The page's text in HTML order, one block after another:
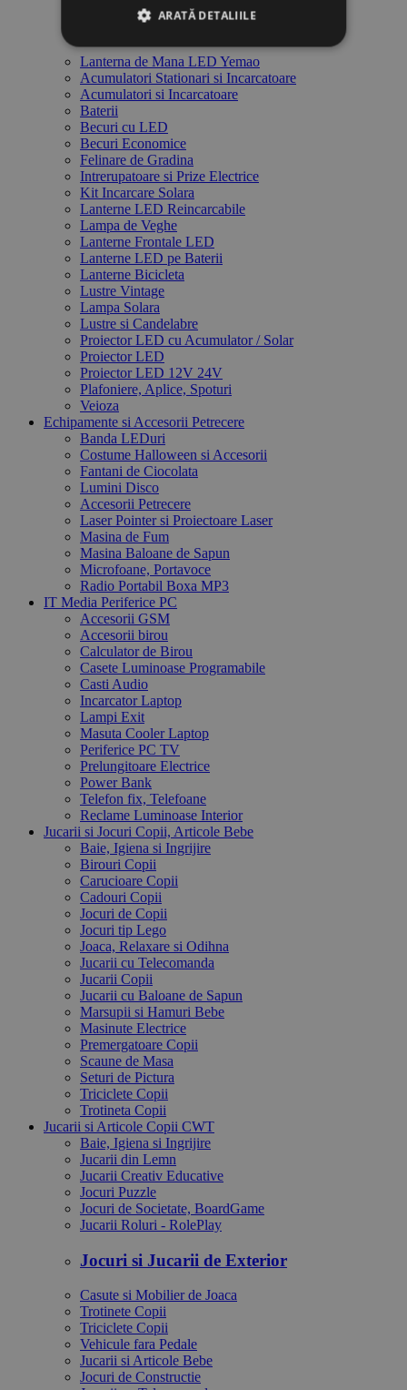
Lanterne Profesionale Yemao
Lanterna de Mana LED Yemao
Acumulatori Stationari si Incarcatoare
Acumulatori si Incarcatoare
Baterii
Becuri cu LED
Becuri Economice
Felinare de Gradina
Intrerupatoare si Prize Electrice
Kit Incarcare Solara
Lanterne LED Reincarcabile
Lampa de Veghe
Lanterne Frontale LED
Lanterne LED pe Baterii
Lanterne Bicicleta
Lustre Vintage
Lampa Solara
Lustre si Candelabre
Proiector LED cu Acumulator / Solar
Proiector LED
Proiector LED 12V 24V
Plafoniere, Aplice, Spoturi
Veioza
Echipamente si Accesorii Petrecere
Banda LEDuri
Costume Halloween si Accesorii
Fantani de Ciocolata
Lumini Disco
Accesorii Petrecere
Laser Pointer si Proiectoare Laser
Masina de Fum
Masina Baloane de Sapun
Microfoane, Portavoce
Radio Portabil Boxa MP3
IT Media Periferice PC
Accesorii GSM
Accesorii birou
Calculator de Birou
Casete Luminoase Programabile
Casti Audio
Incarcator Laptop
Lampi Exit
Masuta Cooler Laptop
Periferice PC TV
Prelungitoare Electrice
Power Bank
Telefon fix, Telefoane
Reclame Luminoase Interior
Jucarii si Jocuri Copii, Articole Bebe
Baie, Igiena si Ingrijire
Birouri Copii
Carucioare Copii
Cadouri Copii
Jocuri de Copii
Jocuri tip Lego
Joaca, Relaxare si Odihna
Jucarii cu Telecomanda
Jucarii Copii
Jucarii cu Baloane de Sapun
Marsupii si Hamuri Bebe
Masinute Electrice
Premergatoare Copii
Scaune de Masa
Seturi de Pictura
Triciclete Copii
Trotineta Copii
Jucarii si Articole Copii CWT
Baie, Igiena si Ingrijire
Jucarii din Lemn
Jucarii Creativ Educative
Jocuri Puzzle
Jocuri de Societate, BoardGame
Jucarii Roluri - RolePlay
Jocuri si Jucarii de Exterior
Casute si Mobilier de Joaca
Trotinete Copii
Triciclete Copii
Vehicule fara Pedale
Jucarii si Articole Bebe
Jocuri de Constructie
ARATĂ DETALIILE